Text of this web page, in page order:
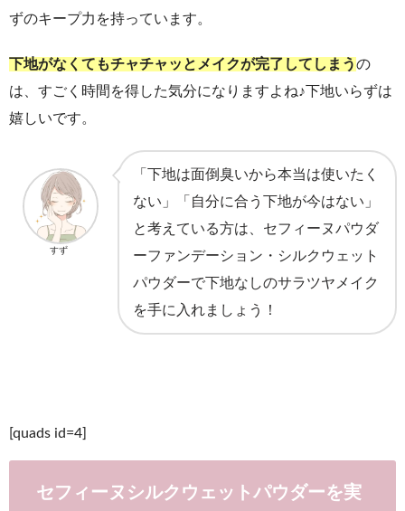
ずのキープ力を持っています。
下地がなくてもチャチャッとメイクが完了してしまうの
は、すごく時間を得した気分になりますよね♪下地いらずは
嬉しいです。
「下地は面倒臭いから本当は使いたく
ない」「自分に合う下地が今はない」
と考えている方は、セフィーヌパウダ
ーファンデーション・シルクウェット
パウダーで下地なしのサラツヤメイク
を手に入れましょう！
すず
[quads id=4]
セフィーヌシルクウェットパウダーを実